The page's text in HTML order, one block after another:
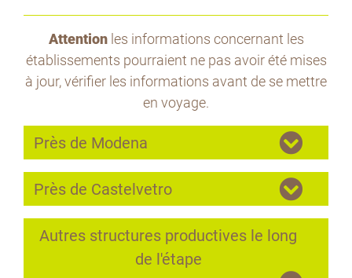
Attentionles informations concernant les
établissements pourraient ne pas avoir été mises
à jour, vérifier les informations avant de se mettre
en voyage.
Près de Modena
Près de Castelvetro
Autres structures productives le long
de l'étape